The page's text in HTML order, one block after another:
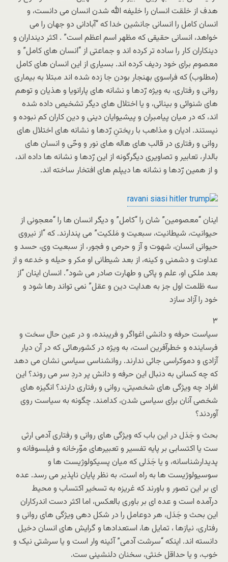
هدف از خلقت انسان را خلیفه الله شدن انسان می دانست، و
انسان کامل را انسانی جانشین خدا که “آبادانی دو جهان را می
خواهد، انسانی حقیقی که مظهر اسم اعظم است” . اکثر دینداران و
دینکاران کار را ساده تر کرده اند و جماعتی از “انسان های کامل” و
معصوم برای خود ردیف کرده اند. بسیاری از این انسان های کامل
(مطلوب) که فراسوی بهنجار بودن جا زده شده اند مبتلا به بیماری
روانی و رفتاری، به ویژه رّدها و نشانه های پارانویا و هذیان و توهم
های شنوائی و بینائی، و یا اختلال های دیگر تشخیص داده شده
اند، که در میان پیامبران و پیشیوایان دینی و دین کاران کم نبوده و
نیستند. ادیان و مذاهب با ریختنِ رّدها و نشانه های اختلال های
روانی و رفتاری در قالب های هاله های نور و وحّی و انسان های
بالدار، تعابیر و تصاویری دیگرگونه از این رّدها و نشانه ها داده اند،
و از همین رّدها و نشانه ها دیپلم های افتخار ساخته اند.
اینان “معصومین” شان را “کامل” و دیگر انسان ها را “معجونی از
حیوانیت، شیطانیت، سبعیت و مَلکیت” می پندارند. که “از نیروی
حیوانی انسان، شهوت و آز و حرص و فجور، از سبعیت وی، حسد و
عداوت و دشمنی و کینه، از بعد شیطانی او مکر و حیله و خدعه و از
بعد ملکی او، علم و پاکی و طهارت صادر می شود”. انسان اینان “از
سه ظلمت اول جز به هدایت دین و عقل” نمی تواند رها شود و
خود را آزاد سازد
۳
سیاست حرفه و دانشی اغواگر و فریبنده، و در عین حال سخت و
فرساینده و خطرآفرین است، به ویژه در کشورهائی که در آن دیار
آزادی و دموکراسی جائی ندارند. روانشناسی سیاسی نشان می دهد
که چه کسانی به دنبال این حرفه و دانش پر دردِ سر می روند؟ این
افراد چه ویژگی های شخصیتی، روانی و رفتاری دارند؟ انگیزه های
شخصی آنان برای سیاسی شدن، کدامند. چگونه به سیاست روی
آوردند؟
بحث و جَدَل در این باب که ویژگی های روانی و رفتاری آدمی ارثی
ست یا اکتسابی بر پایه تفسیر و تعبیرهای موّرخانه و فیلسوفانه و
پدیدارشناسانه، و یا جَدَلی که میان پسیکولوژیست ها و
سوسیولوژیست ها به راه است، به نظر پایان ناپذیر می رسد. عده
ای بر این تصور و باورند که غریزه به تسخیر اکتساب و محیط
درآمده است و عده ای بر باوری بالعکس، اما اکثر دست اندرکاران
این بحث و جَدَل، هر دوعامل را در شکل دهی ویژگی های روانی و
رفتاری، نیازها ، تمایل ها، استعدادها و گرایش های انسان دخیل
دانسته اند. اینکه “سرشت آدمی” آئینه وار است و یا سرشتی نیک و
خوب، و یا حداقل خنثی، سخنان دلنشینی ست.